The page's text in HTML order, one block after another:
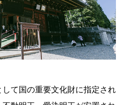
て国の重要文化財に指定され